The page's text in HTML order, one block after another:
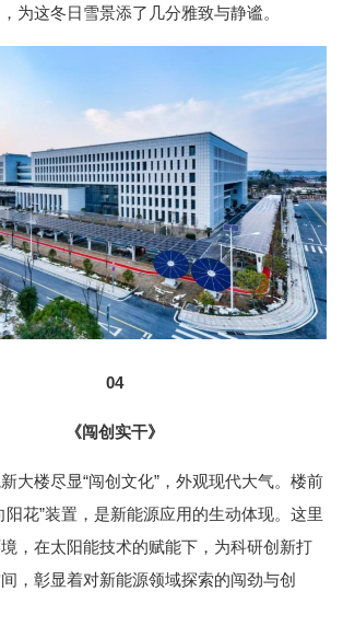
为这冬日雪景添了几分雅致与静谧。
04
《闯创实干》
大楼尽显“闯创文化”，外观现代大气。楼前
阳花”装置，是新能源应用的生动体现。这里
，在太阳能技术的赋能下，为科研创新打
，彰显着对新能源领域探索的闯劲与创